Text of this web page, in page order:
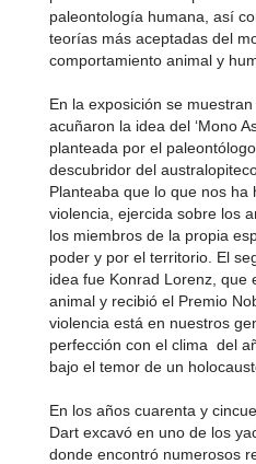
paleontología humana, así
teorías más aceptadas del
comportamiento animal y
En la exposición se
acuñaron la idea del ‘Mono
planteada por el
descubridor del
Planteaba que lo que nos ha
violencia, ejercida sobre los
los miembros de la propia
poder y por el territorio. El
idea fue Konrad Lorenz, que
animal y recibió el Premio
violencia está en nuestros
perfección con el clima del
bajo el temor de un
En los años cuarenta y
Dart excavó en uno de los
donde encontró numerosos